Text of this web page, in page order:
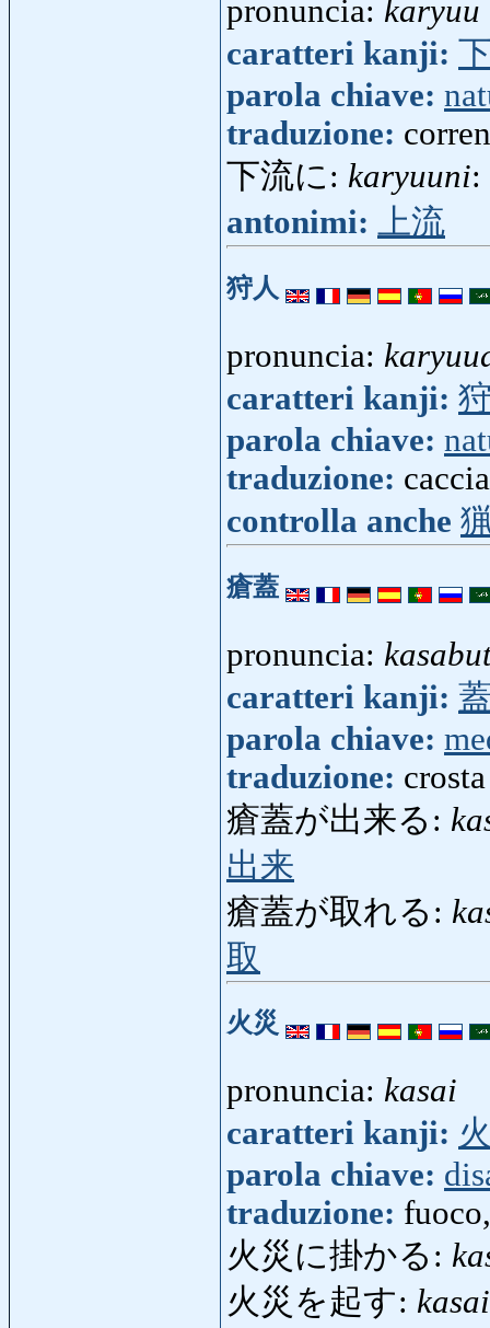
pronuncia: karyuu
caratteri kanji:
parola chiave:
traduzione:
下流に: karyuuni:
antonimi: 上流
狩人
pronuncia:
caratteri kanji:
parola chiave:
traduzione:
controlla anche
瘡蓋
pronuncia:
caratteri kanji:
parola chiave:
traduzione: crosta
瘡蓋が出来る:
出来
瘡蓋が取れる:
取
火災
pronuncia: kasai
caratteri kanji:
parola chiave:
traduzione:
火災に掛かる:
火災を起す: